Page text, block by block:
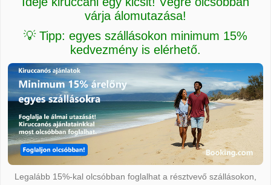
várja álomutazása!
💡 Tipp: egyes szállásokon minimum 15%
kedvezmény is elérhető.
Legalább 15%-kal olcsóbban foglalhat a résztvevő szállásokon,